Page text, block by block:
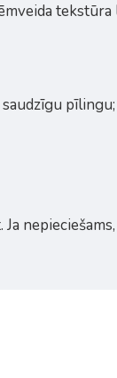
pīlingu;